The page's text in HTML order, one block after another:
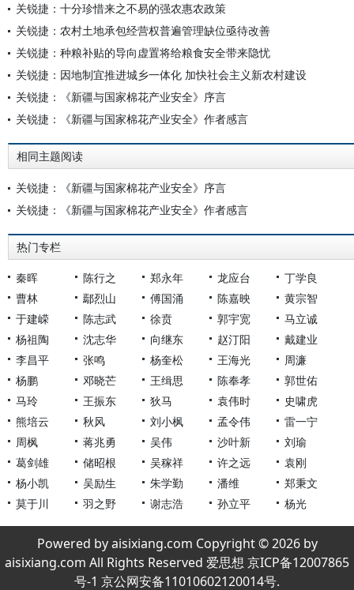
关锐捷：十分珍惜来之不易的强农惠农政策
关锐捷：农村土地承包经营权普遍管理缺位亟待改善
关锐捷：种粮补贴的导向虚置将给粮食安全带来隐忧
关锐捷：因地制宜推进城乡一体化 加快社会主义新农村建设
关锐捷：《新疆与国家棉花产业安全》序言
关锐捷：《新疆与国家棉花产业安全》作者感言
相同主题阅读
关锐捷：《新疆与国家棉花产业安全》序言
关锐捷：《新疆与国家棉花产业安全》作者感言
热门专栏
秦晖 陈行之 郑永年 龙应台
丁学良
曹林
鄢烈山 傅国涌 陈嘉映
黄宗智
于建嵘
陈志武 徐贲 郭宇宽
马立诚
杨祖陶
沈志华 向继东 赵汀阳
戴建业
李昌平
张鸣 杨奎松 王海光
周濂
杨鹏
邓晓芒 王缉思 陈奉孝
郭世佑
马玲
王振东 狄马 袁伟时
史啸虎
熊培云
秋风 刘小枫 孟令伟
雷一宁
周枫
蒋兆勇 吴伟 沙叶新
刘瑜
葛剑雄
储昭根 吴稼祥 许之远
袁刚
杨小凯
吴励生 朱学勤 潘维
郑秉文
莫于川
羽之野 谢志浩 孙立平 杨光
Powered by aisixiang.com Copyright © 2026 by
aisixiang.com All Rights Reserved 爱思想 京ICP备12007865
号-1 京公网安备11010602120014号.